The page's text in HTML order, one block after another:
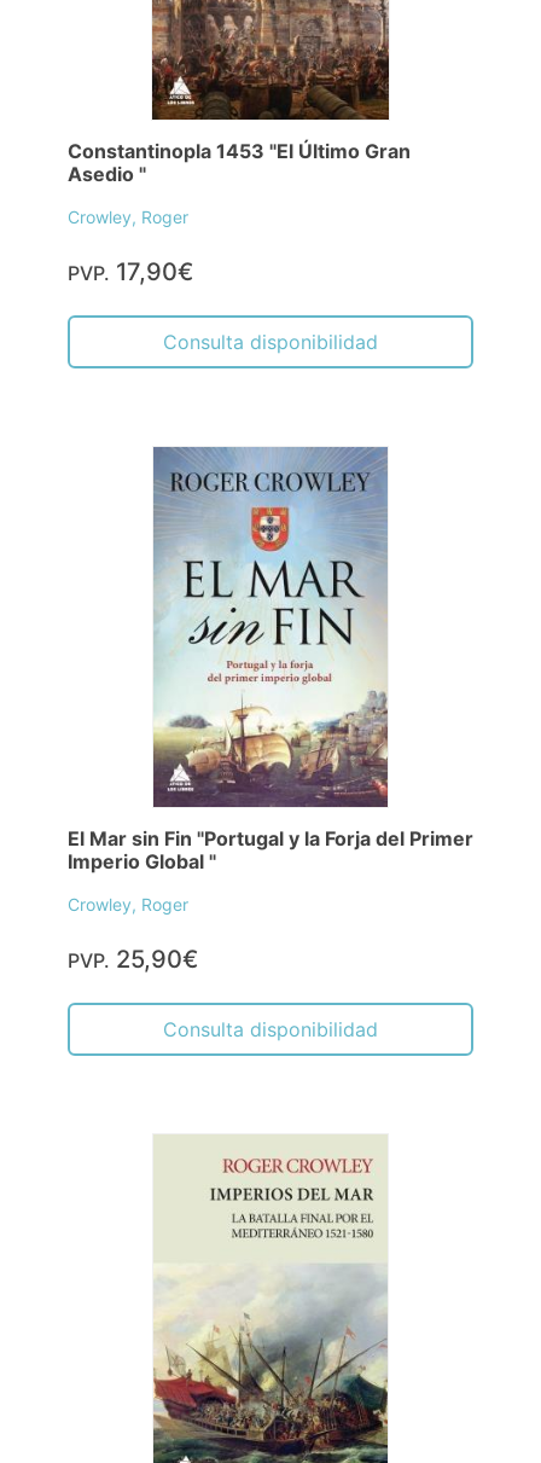
Constantinopla 1453 "El Último Gran
Asedio "
Crowley, Roger
PVP. 17,90€
Consulta disponibilidad
El Mar sin Fin "Portugal y la Forja del Primer
Imperio Global "
Crowley, Roger
PVP. 25,90€
Consulta disponibilidad